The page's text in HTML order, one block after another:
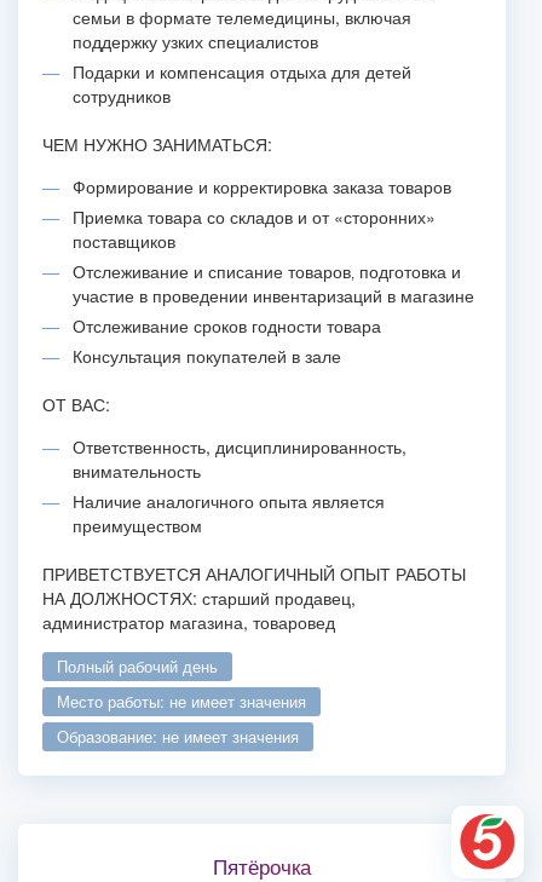
семьи в формате телемедицины, включая
поддержку узких специалистов
Подарки и компенсация отдыха для детей
сотрудников
ЧЕМ НУЖНО ЗАНИМАТЬСЯ:
Формирование и корректировка заказа товаров
Приемка товара со складов и от «сторонних»
поставщиков
Отслеживание и списание товаров‚ подготовка и
участие в проведении инвентаризаций в магазине
Отслеживание сроков годности товара
Консультация покупателей в зале
ОТ ВАС:
Ответственность, дисциплинированность,
внимательность
Наличие аналогичного опыта является
преимуществом
ПРИВЕТСТВУЕТСЯ АНАЛОГИЧНЫЙ ОПЫТ РАБОТЫ
НА ДОЛЖНОСТЯХ: старший продавец,
администратор магазина, товаровед
полный рабочий день
место работы: не имеет значения
образование: не имеет значения
Пятёрочка